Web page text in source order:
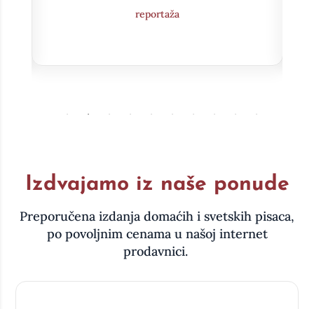
reportaža
Izdvajamo iz naše ponude
Preporučena izdanja domaćih i svetskih pisaca,
po povoljnim cenama u našoj internet
prodavnici.